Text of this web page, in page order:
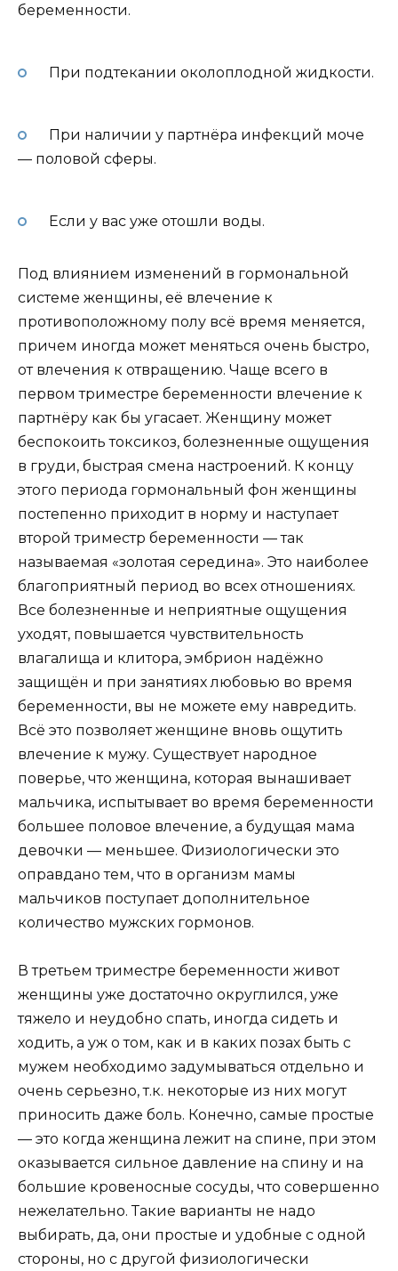
беременности.
При подтекании околоплодной жидкости.
При наличии у партнёра инфекций моче
— половой сферы.
Если у вас уже отошли воды.
Под влиянием изменений в гормональной
системе женщины, её влечение к
противоположному полу всё время меняется,
причем иногда может меняться очень быстро,
от влечения к отвращению. Чаще всего в
первом триместре беременности влечение к
партнёру как бы угасает. Женщину может
беспокоить токсикоз, болезненные ощущения
в груди, быстрая смена настроений. К концу
этого периода гормональный фон женщины
постепенно приходит в норму и наступает
второй триместр беременности — так
называемая «золотая середина». Это наиболее
благоприятный период во всех отношениях.
Все болезненные и неприятные ощущения
уходят, повышается чувствительность
влагалища и клитора, эмбрион надёжно
защищён и при занятиях любовью во время
беременности, вы не можете ему навредить.
Всё это позволяет женщине вновь ощутить
влечение к мужу. Существует народное
поверье, что женщина, которая вынашивает
мальчика, испытывает во время беременности
большее половое влечение, а будущая мама
девочки — меньшее. Физиологически это
оправдано тем, что в организм мамы
мальчиков поступает дополнительное
количество мужских гормонов.
В третьем триместре беременности живот
женщины уже достаточно округлился, уже
тяжело и неудобно спать, иногда сидеть и
ходить, а уж о том, как и в каких позах быть с
мужем необходимо задумываться отдельно и
очень серьезно, т.к. некоторые из них могут
приносить даже боль. Конечно, самые простые
— это когда женщина лежит на спине, при этом
оказывается сильное давление на спину и на
большие кровеносные сосуды, что совершенно
нежелательно. Такие варианты не надо
выбирать, да, они простые и удобные с одной
стороны, но с другой физиологически